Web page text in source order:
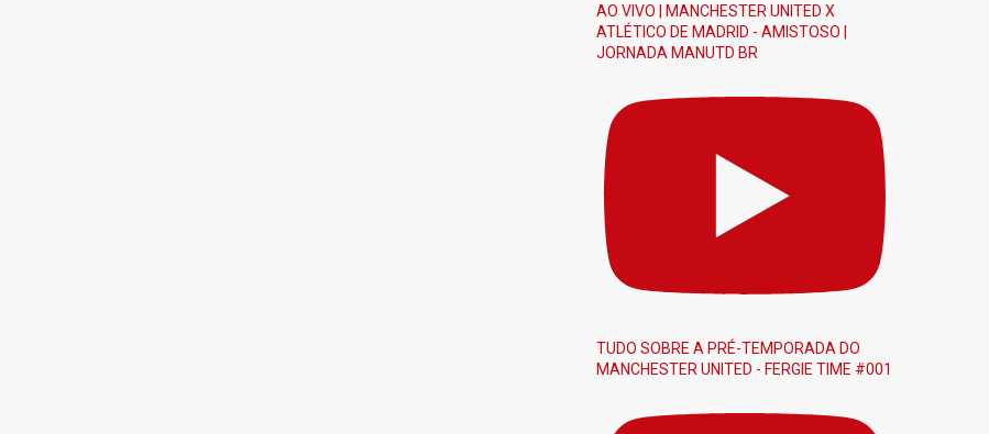
AO VIVO | MANCHESTER UNITED X
ATLÉTICO DE MADRID - AMISTOSO |
JORNADA MANUTD BR
TUDO SOBRE A PRÉ-TEMPORADA DO
MANCHESTER UNITED - FERGIE TIME #001